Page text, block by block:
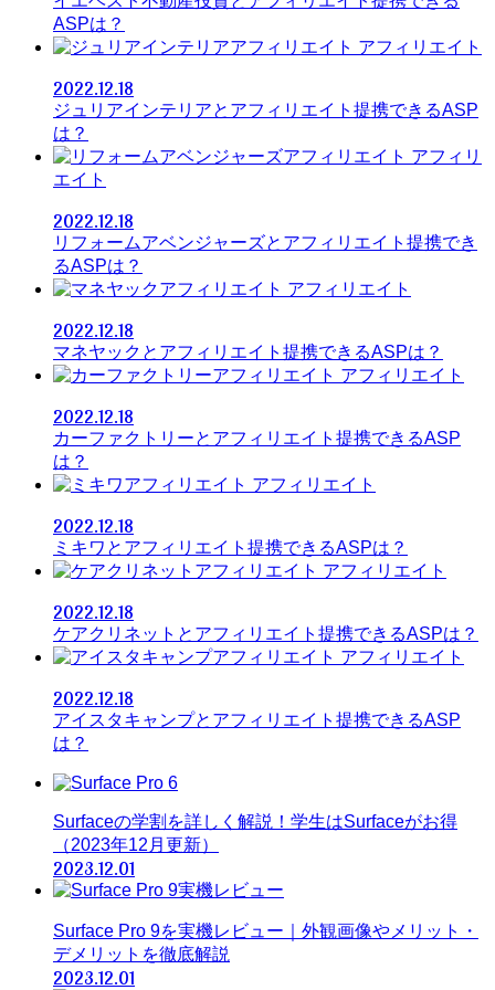
ASPは？
アフィリエイト
2022.12.18
ジュリアインテリアとアフィリエイト提携できるASP
は？
アフィリ
エイト
2022.12.18
リフォームアベンジャーズとアフィリエイト提携でき
るASPは？
アフィリエイト
2022.12.18
マネヤックとアフィリエイト提携できるASPは？
アフィリエイト
2022.12.18
カーファクトリーとアフィリエイト提携できるASP
は？
アフィリエイト
2022.12.18
ミキワとアフィリエイト提携できるASPは？
アフィリエイト
2022.12.18
ケアクリネットとアフィリエイト提携できるASPは？
アフィリエイト
2022.12.18
アイスタキャンプとアフィリエイト提携できるASP
は？
Surfaceの学割を詳しく解説！学生はSurfaceがお得
（2023年12月更新）
2023.12.01
Surface Pro 9を実機レビュー｜外観画像やメリット・
デメリットを徹底解説
2023.12.01